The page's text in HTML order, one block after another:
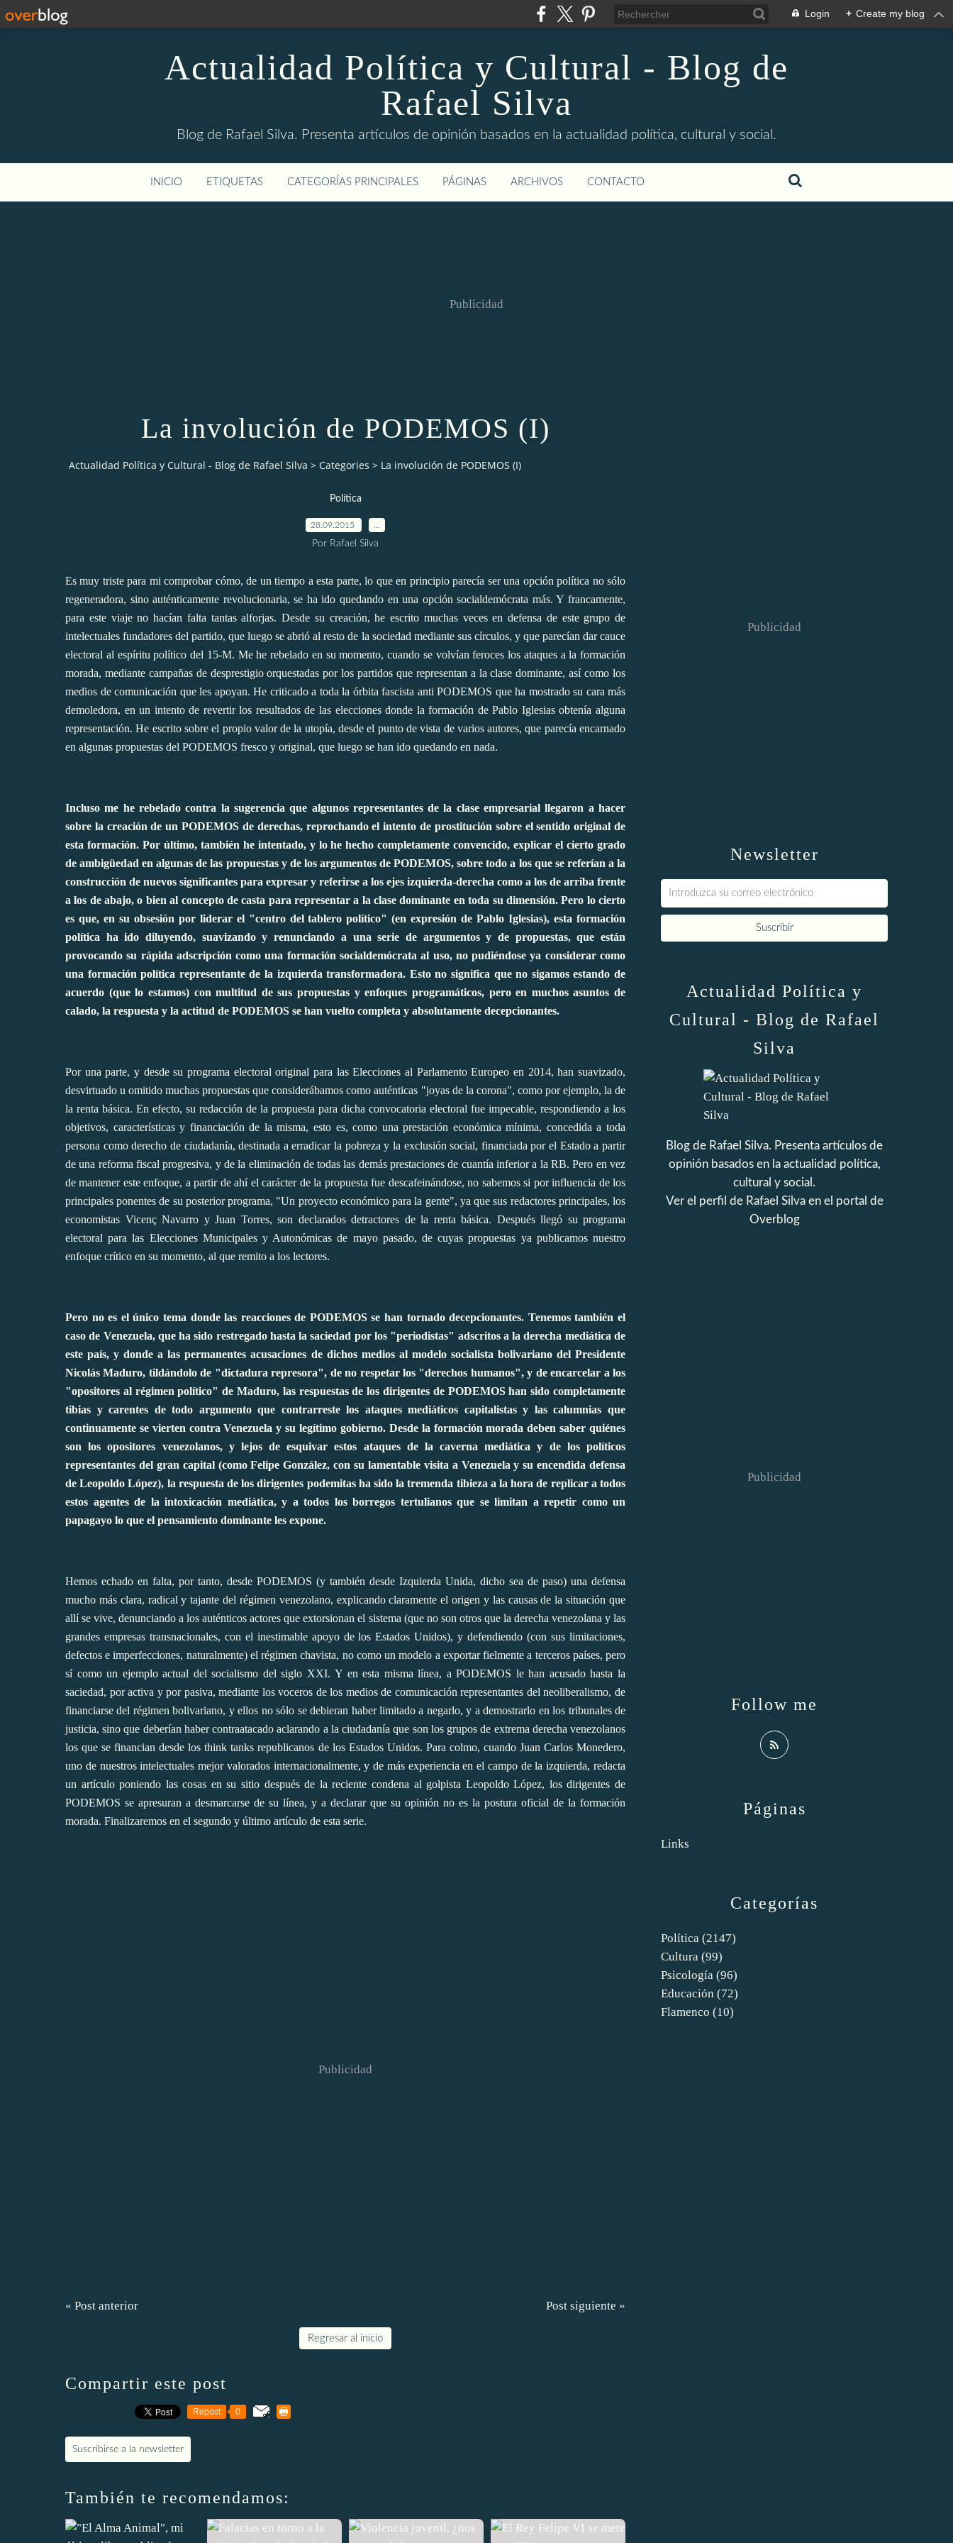
Login + Create my blog
Actualidad Política y Cultural - Blog de
Rafael Silva
Blog de Rafael Silva. Presenta artículos de opinión basados en la actualidad política, cultural y social.
INICIO ETIQUETAS CATEGORÍAS PRINCIPALES PÁGINAS ARCHIVOS CONTACTO
Publicidad
La involución de PODEMOS (I)
Actualidad Política y Cultural - Blog de Rafael Silva > Categories > La involución de PODEMOS (I)
Política
28.09.2015
Por Rafael Silva
Es muy triste para mi comprobar cómo, de un tiempo a esta parte, lo que en principio parecía ser una opción política no sólo
regeneradora, sino auténticamente revolucionaria, se ha ido quedando en una opción socialdemócrata más. Y francamente,
para este viaje no hacían falta tantas alforjas. Desde su creación, he escrito muchas veces en defensa de este grupo de
intelectuales fundadores del partido, que luego se abrió al resto de la sociedad mediante sus círculos, y que parecían dar cauce
electoral al espíritu político del 15-M. Me he rebelado en su momento, cuando se volvían feroces los ataques a la formación
morada, mediante campañas de desprestigio orquestadas por los partidos que representan a la clase dominante, así como los
medios de comunicación que les apoyan. He criticado a toda la órbita fascista anti PODEMOS que ha mostrado su cara más
demoledora, en un intento de revertir los resultados de las elecciones donde la formación de Pablo Iglesias obtenía alguna
representación. He escrito sobreel propio valor de la utopía, desde el punto de vista de varios autores, que parecía encarnado
en algunas propuestas del PODEMOS fresco y original, que luego se han ido quedando en nada.
Incluso me he rebelado contra la sugerencia que algunos representantes de la clase empresarial llegaron a hacer
sobre la creación de un PODEMOS de derechas,reprochando el intento de prostitución sobre el sentido original de
esta formación. Por último, también he intentado, y lo he hecho completamente convencido, explicar el cierto grado
de ambigüedad en algunas de las propuestas y de los argumentos de PODEMOS, sobre todo a los que se referían a la
construcción de nuevos significantes para expresar y referirse a los ejes izquierda-derecha como a los de arriba frente
a los de abajo, o bien al concepto de casta para representar a la clase dominante en toda su dimensión. Pero lo cierto
es que, en su obsesión por liderar el "centro del tablero político" (en expresión de Pablo Iglesias), esta formación
política ha ido diluyendo, suavizando y renunciando a una serie de argumentos y de propuestas, que están
provocando su rápida adscripción como una formación socialdemócrata al uso, no pudiéndose ya considerar como
una formación política representante de la izquierda transformadora. Esto no significa que no sigamos estando de
acuerdo (que lo estamos) con multitud de sus propuestas y enfoques programáticos, pero en muchos asuntos de
calado, la respuesta y la actitud de PODEMOS se han vuelto completa y absolutamente decepcionantes.
Por una parte, y desde su programa electoral original para las Elecciones al Parlamento Europeo en 2014, han suavizado,
desvirtuado u omitido muchas propuestas que considerábamos como auténticas "joyas de la corona", como por ejemplo, la de
la renta básica. En efecto, su redacción de la propuesta para dicha convocatoria electoral fue impecable, respondiendo a los
objetivos, características y financiación de la misma, esto es, como una prestación económica mínima, concedida a toda
persona como derecho de ciudadanía,destinada a erradicar la pobreza y la exclusión social, financiada por el Estado a partir
de una reforma fiscal progresiva, y de la eliminación de todas las demás prestaciones de cuantía inferior a la RB. Pero en vez
de mantener este enfoque, a partir de ahí el carácter de la propuesta fue descafeinándose, no sabemos si por influencia de los
principales ponentes de su posterior programa, "Un proyecto económico para la gente", ya que sus redactores principales, los
economistas Vicenç Navarro y Juan Torres, son declarados detractores de la renta básica. Después llegó su programa
electoral para las Elecciones Municipales y Autonómicas de mayo pasado, de cuyas propuestas ya publicamos nuestro
enfoque crítico en su momento, al que remito a los lectores.
Pero no es el único tema donde las reacciones de PODEMOS se han tornado decepcionantes. Tenemos también el
caso de Venezuela, que ha sido restregado hasta la saciedad por los "periodistas" adscritos a la derecha mediática de
este país, y dondea las permanentes acusaciones de dichos medios al modelo socialista bolivarianodel Presidente
Nicolás Maduro, tildándolo de "dictadura represora", de no respetar los "derechos humanos", y de encarcelar a los
"opositores al régimen político" de Maduro, las respuestas de los dirigentes de PODEMOS han sido completamente
tibias y carentes de todo argumento que contrarreste los ataques mediáticos capitalistas y las calumnias que
continuamente se vierten contra Venezuela y su legítimo gobierno. Desde la formación morada deben saber quiénes
son los opositores venezolanos,y lejos de esquivar estos ataques de la caverna mediática y de los políticos
representantes del gran capital (como Felipe González, con su lamentable visita a Venezuela y su encendida defensa
de Leopoldo López), la respuesta de los dirigentes podemitas ha sido la tremenda tibieza a la hora de replicar a todos
estos agentes de la intoxicación mediática, y a todos los borregos tertulianos que se limitan a repetir como un
papagayo lo que el pensamiento dominante les expone.
Hemos echado en falta, por tanto, desde PODEMOS (y también desde Izquierda Unida, dicho sea de paso) una defensa
mucho más clara, radical y tajante del régimen venezolano, explicando claramente el origen y las causas de la situación que
allí se vive, denunciando a los auténticos actores que extorsionan el sistema (que no son otros que la derecha venezolana y las
grandes empresas transnacionales, con el inestimable apoyo de los Estados Unidos), y defendiendo (con sus limitaciones,
defectos e imperfecciones, naturalmente) el régimen chavista, no como un modelo a exportar fielmente a terceros países, pero
sí como un ejemplo actual del socialismo del siglo XXI.Y en esta misma línea, a PODEMOS le han acusado hasta la
saciedad, por activa y por pasiva, mediante los voceros de los medios de comunicación representantes del neoliberalismo, de
financiarse del régimen bolivariano, y ellos no sólo se debieran haber limitado a negarlo, y a demostrarlo en los tribunales de
justicia, sino que deberían haber contraatacado aclarando a la ciudadanía que son los grupos de extrema derecha venezolanos
los que se financian desde los think tanks republicanos de los Estados Unidos. Para colmo, cuando Juan Carlos Monedero,
uno de nuestros intelectuales mejor valorados internacionalmente, y de más experiencia en el campo de la izquierda, redacta
un artículo poniendo las cosas en su sitio después de la reciente condena al golpista Leopoldo López, los dirigentes de
PODEMOS se apresuran a desmarcarse de su línea, y a declarar que su opinión no es la postura oficial de la formación
morada. Finalizaremos en el segundo y último artículo de esta serie.
Publicidad
« Post anterior Post siguiente »
Regresar al inicio
Compartir este post
Repost 0
Suscribirse a la newsletter
También te recomendamos:
Newsletter
Publicidad
Categorías
Política (2147)
Cultura (99)
Psicología (96)
Educación (72)
Flamenco (10)
Páginas
Links
Actualidad Política y
Cultural - Blog de Rafael
Silva
Blog de Rafael Silva. Presenta artículos de
opinión basados en la actualidad política,
cultural y social.
Ver el perfil de Rafael Silvaen el portal de
Overblog
Follow me
Publicidad